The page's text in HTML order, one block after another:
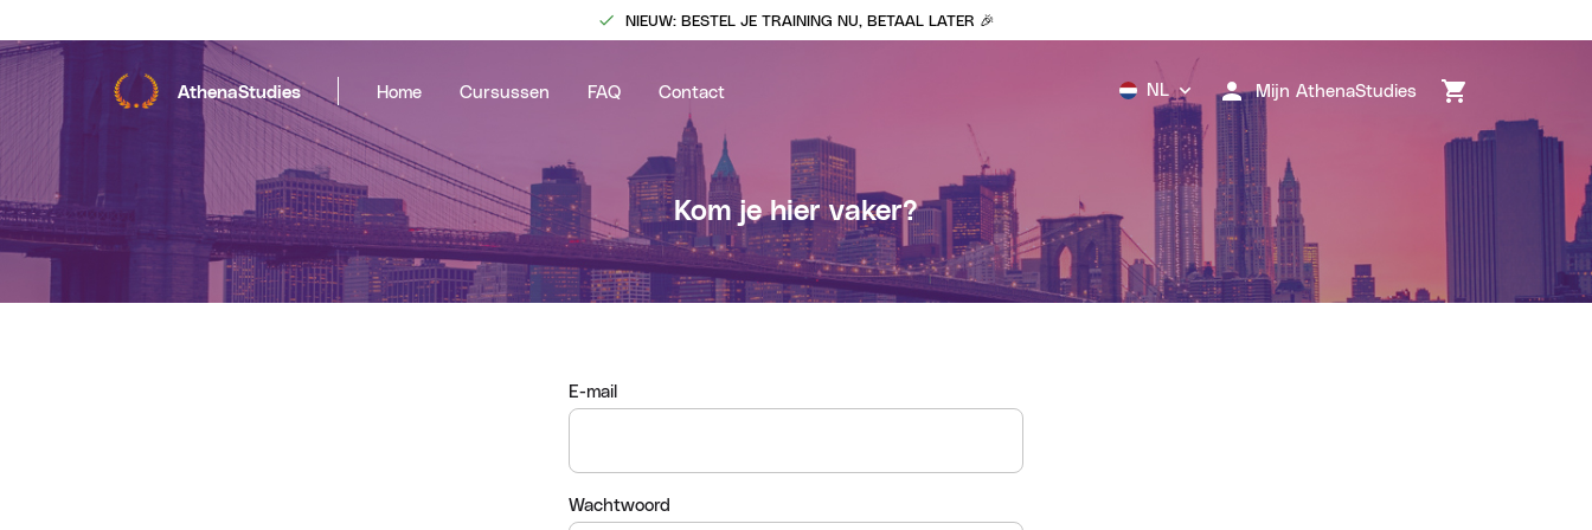
NIEUW: BESTEL JE TRAINING NU, BETAAL LATER 🎉
AthenaStudies Home Cursussen FAQ Contact NL Mijn AthenaStudies
Kom je hier vaker?
E-mail
Wachtwoord